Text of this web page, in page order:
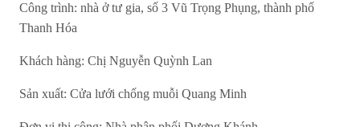
Công trình: nhà ở tư gia, số 3 Vũ Trọng Phụng, thành phố
Thanh Hóa
Khách hàng: Chị Nguyễn Quỳnh Lan
Sản xuất: Cửa lưới chống muỗi Quang Minh